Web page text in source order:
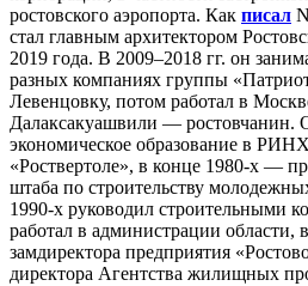
ростовского аэропорта. Как писал
стал главным архитектором
2019 года. В 2009–2018 гг. он
разных компаниях группы
Левенцовку, потом работал в
Далаксакуашвили — ростовчанин.
экономическое образование в
«Роствертоле», в конце 1980-х —
штаба по строительству
1990-х руководил строительными
работал в администрации области,
замдиректора предприятия
директора Агентства жилищных